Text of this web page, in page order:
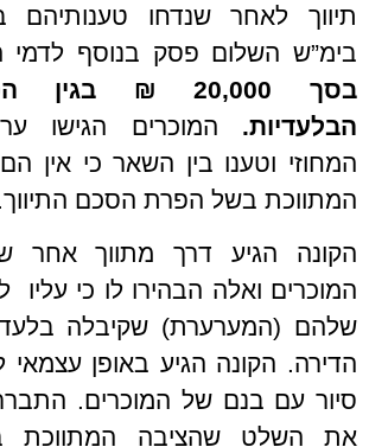
תיווך לאחר שנדחו טענותיהם
בימ”ש השלום פסק בנוסף לדמי
בסך 20,000 ₪
הבלעדיות. המוכרים הגישו
המחוזי וטענו בין השאר כי אין הם
המתווכת בשל הפרת הסכם התיווך.
הקונה הגיע דרך מתווך אחר
המוכרים ואלה הבהירו לו כי עליו
שלהם (המערערת) שקיבלה
הדירה. הקונה הגיע באופן עצמאי
סיור עם בנם של המוכרים.
את השלט שהציבה המתווכת